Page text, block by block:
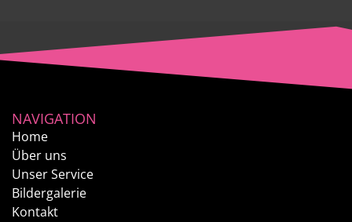
NAVIGATION
Home
Über uns
Unser Service
Bildergalerie
Kontakt